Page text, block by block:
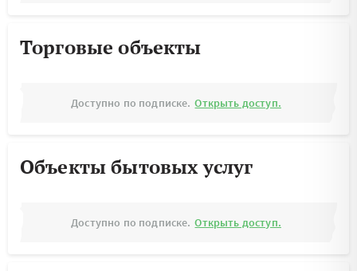
Торговые объекты
Доступно по подписке. Открыть доступ.
Объекты бытовых услуг
Доступно по подписке. Открыть доступ.